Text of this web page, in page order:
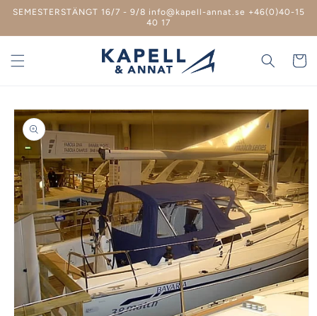
vidare
innehåll
SEMESTERSTÄNGT 16/7 - 9/8 info@kapell-annat.se +46(0)40-15
40 17
vidare till